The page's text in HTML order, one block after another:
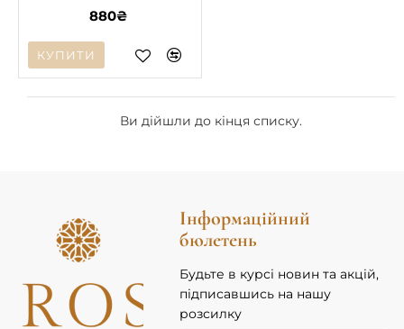
880₴
КУПИТИ
Ви дійшли до кінця списку.
Інформаційний
бюлетень
Будьте в курсі новин та акцій,
підписавшись на нашу
розсилку